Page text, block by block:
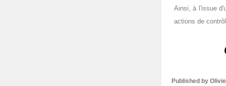
Ainsi, à l'issue
actions de
Published by